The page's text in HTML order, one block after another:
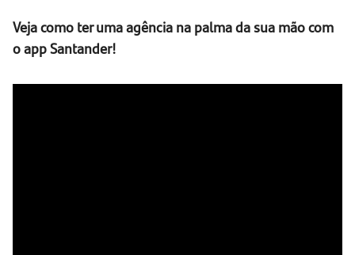
Veja como ter uma agência na palma da sua mão com
o app Santander!